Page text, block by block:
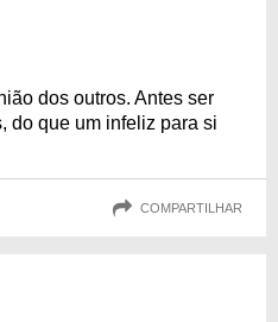
dos outros. Antes ser
do que um infeliz para si
COMPARTILHAR